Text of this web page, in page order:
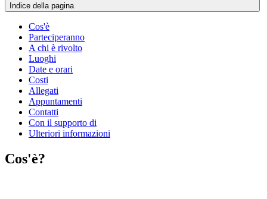
Indice della pagina
Cos'è
Parteciperanno
A chi è rivolto
Luoghi
Date e orari
Costi
Allegati
Appuntamenti
Contatti
Con il supporto di
Ulteriori informazioni
Cos'è?